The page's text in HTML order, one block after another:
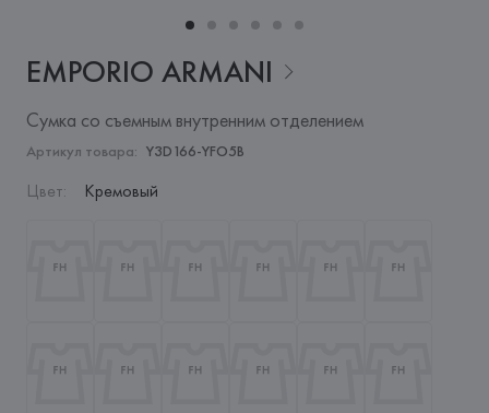
EMPORIO ARMANI
Сумка со съемным внутренним отделением
Артикул товара: Y3D166-YFO5B
Цвет: Кремовый